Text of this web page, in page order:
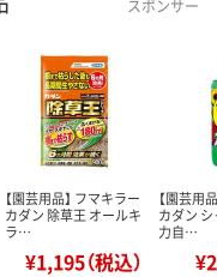
スポンサー
【園芸用品】 フマキラー
カダン 除草王 オールキ
ラ…
¥1,195（税込）
【園芸用
カダン
力自…